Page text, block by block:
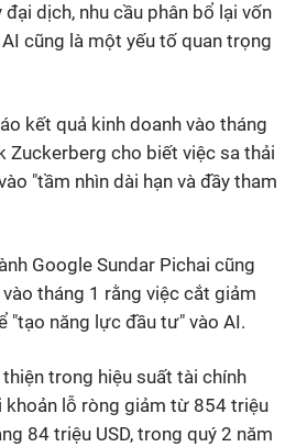
dịch, nhu cầu phân bổ lại vốn
cũng là một yếu tố quan trọng
kết quả kinh doanh vào tháng
Zuckerberg cho biết việc sa thải
"tầm nhìn dài hạn và đầy tham
Google Sundar Pichai cũng
tháng 1 rằng việc cắt giảm
"tạo năng lực đầu tư" vào AI.
trong hiệu suất tài chính
khoản lỗ ròng giảm từ 854 triệu
84 triệu USD, trong quý 2 năm